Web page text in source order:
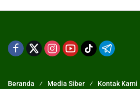
Beranda Media Siber Kontak Kami